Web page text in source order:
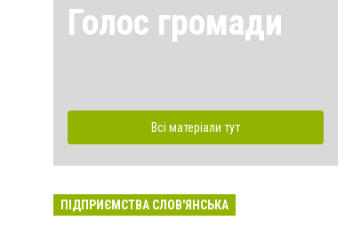
Голос громади
Всі матеріали тут
ПІДПРИЄМСТВА СЛОВ'ЯНСЬКА